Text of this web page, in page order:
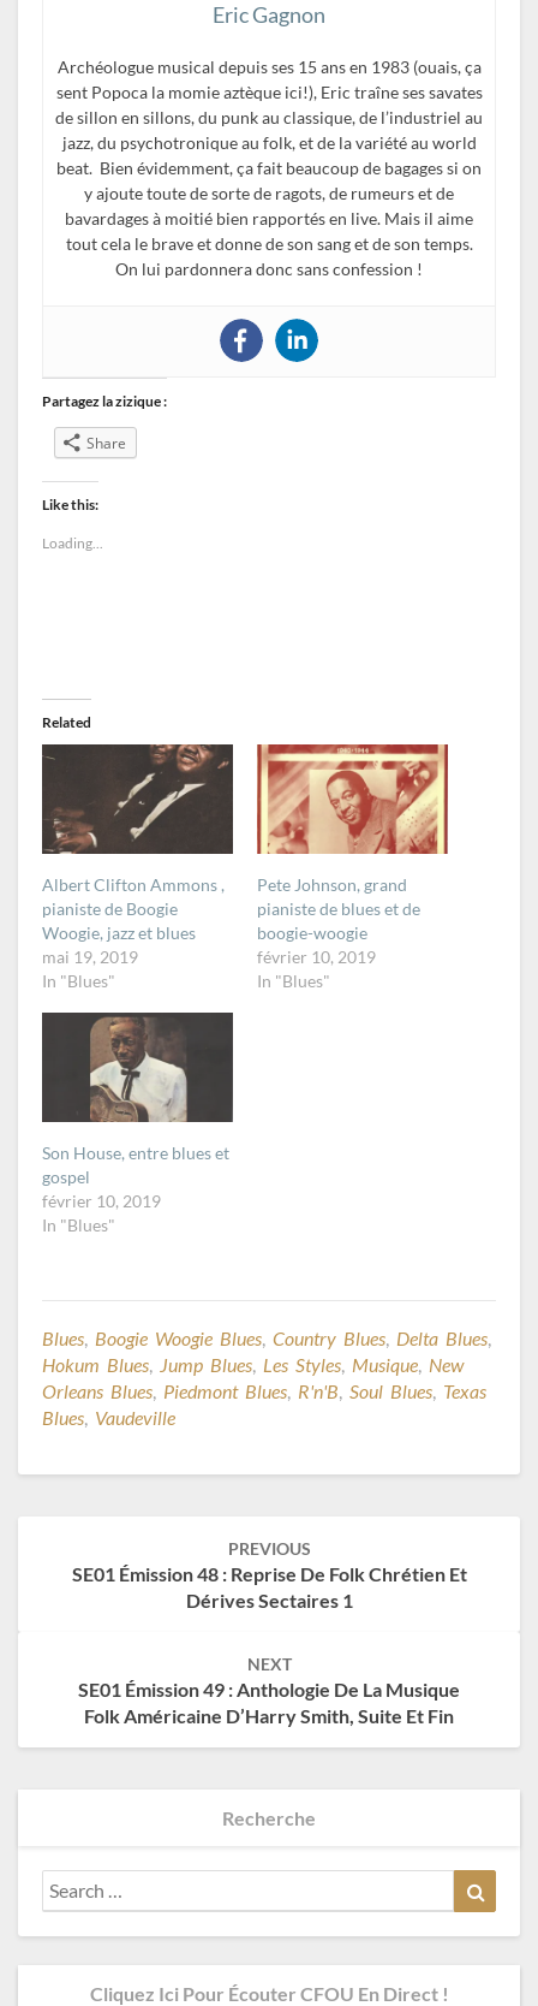
Eric Gagnon
Archéologue musical depuis ses 15 ans en 1983 (ouais, ça
sent Popoca la momie aztèque ici!), Eric traîne ses savates
de sillon en sillons, du punk au classique, de l’industriel au
jazz, du psychotronique au folk, et de la variété au world
beat. Bien évidemment, ça fait beaucoup de bagages si on
y ajoute toute de sorte de ragots, de rumeurs et de
bavardages à moitié bien rapportés en live. Mais il aime
tout cela le brave et donne de son sang et de son temps.
On lui pardonnera donc sans confession !
Partagez la zizique :
Share
Like this:
Loading...
Related
Albert Clifton Ammons ,
pianiste de Boogie
Woogie, jazz et blues
mai 19, 2019
In "Blues"
Pete Johnson, grand
pianiste de blues et de
boogie-woogie
février 10, 2019
In "Blues"
Son House, entre blues et
gospel
février 10, 2019
In "Blues"
Blues Boogie Woogie Blues Country Blues Delta Blues
Hokum Blues
Jump Blues Les Styles Musique New
Orleans Blues Piedmont Blues R'n'B Soul Blues Texas
Blues Vaudeville
PREVIOUS
SE01 Émission 48 : Reprise De Folk Chrétien Et
Dérives Sectaires 1
NEXT
SE01 Émission 49 : Anthologie De La Musique
Folk Américaine D’Harry Smith, Suite Et Fin
Recherche
Search
for:
Cliquez Ici Pour Écouter CFOU En Direct !